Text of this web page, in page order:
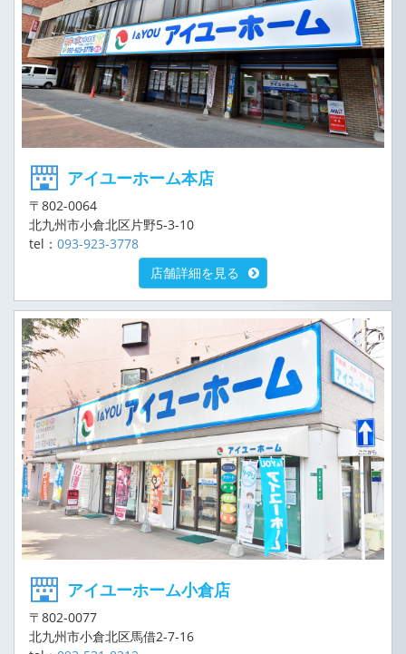
アイユーホーム本店
〒802-0064
北九州市小倉北区片野5-3-10
tel： 093-923-3778
店舗詳細を見る
アイユーホーム小倉店
〒802-0077
北九州市小倉北区馬借2-7-16